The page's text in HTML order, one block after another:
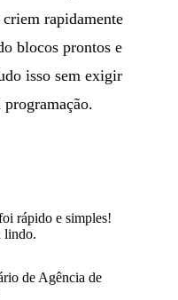
rapidamente
blocos prontos e
isso sem exigir
rápido e simples!
lindo.
de Agência de